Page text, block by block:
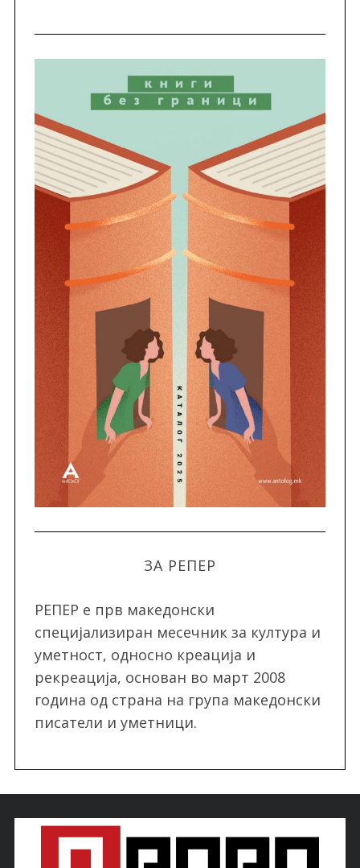
ЗА РЕПЕР
РЕПЕР e прв македонски
специјализиран месечник за култура и
уметност, односно креација и
рекреација, oснован во март 2008
година од страна на група македонски
писатели и уметници.